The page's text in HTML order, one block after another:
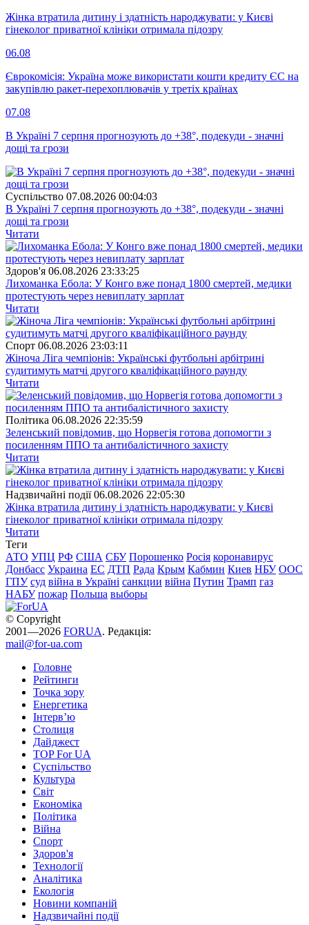
Жінка втратила дитину і здатність народжувати: у Києві
гінеколог приватної клініки отримала підозру
06.08
Єврокомісія: Україна може використати кошти кредиту ЄС на
закупівлю ракет-перехоплювачів у третіх країнах
07.08
В Україні 7 серпня прогнозують до +38°, подекуди - значні
дощі та грози
Суспiльство 07.08.2026 00:04:03
В Україні 7 серпня прогнозують до +38°, подекуди - значні
дощі та грози
Читати
Здоров'я 06.08.2026 23:33:25
Лихоманка Ебола: У Конго вже понад 1800 смертей, медики
протестують через невиплату зарплат
Читати
Спорт 06.08.2026 23:03:11
Жіноча Ліга чемпіонів: Українські футбольні арбітрині
судитимуть матчі другого кваліфікаційного раунду
Читати
Полiтика 06.08.2026 22:35:59
Зеленський повідомив, що Норвегія готова допомогти з
посиленням ППО та антибалістичного захисту
Читати
Надзвичайні події 06.08.2026 22:05:30
Жінка втратила дитину і здатність народжувати: у Києві
гінеколог приватної клініки отримала підозру
Читати
Теги
АТО УПЦ РФ США СБУ Порошенко Росія коронавирус
Донбасс Украина ЕС ДТП Рада Крым Кабмин Киев НБУ ООС
ГПУ суд війна в Україні санкции війна Путин Трамп газ
НАБУ пожар Польша выборы
© Copyright
2001—2026 FORUA. Редакція:
mail@for-ua.com
Головне
Рейтинги
Точка зору
Енергетика
Інтерв’ю
Столиця
Дайджест
TOP For UA
Суспiльство
Культура
Світ
Економіка
Політика
Війна
Спорт
Здоров'я
Технології
Аналітика
Екологія
Новини компаній
Надзвичайні події